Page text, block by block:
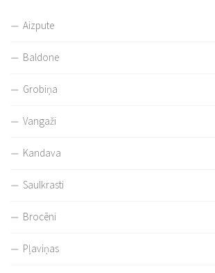
Aizpute
Baldone
Grobiņa
Vangaži
Kandava
Saulkrasti
Brocēni
Pļaviņas